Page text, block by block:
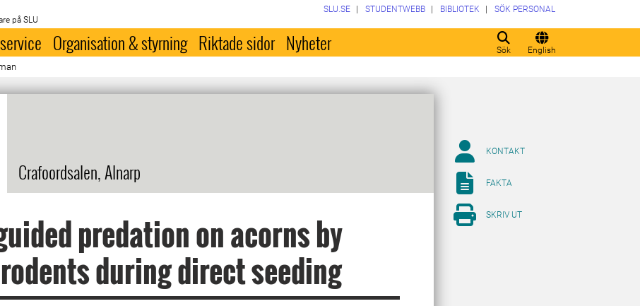
på SLU
Sök English
SLU.SE STUDENTWEBB BIBLIOTEK SÖK PERSONAL
Organisation & styrning Riktade sidor Nyheter
Crafoordsalen, Alnarp
predation on acorns by
during direct seeding
KONTAKT
FAKTA
SKRIV UT